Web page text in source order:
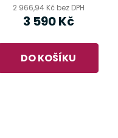
2 966,94 Kč bez DPH
3 590 Kč
DO KOŠÍKU